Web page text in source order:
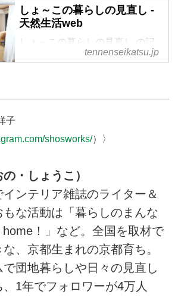
しょ～この暮らしの見直し -
天然生活web
しょ～この暮らしの見直し の記
tennenseikatsu.jp
子
shosworks/） 〉
・しょうこ）
ンテリア雑誌のライター＆
な活動は「暮らしのまんな
！」など。全国を取材で
、京都生まれの京都育ち。
団地暮らしや日々の見直し
1年でフォロワーが4万人